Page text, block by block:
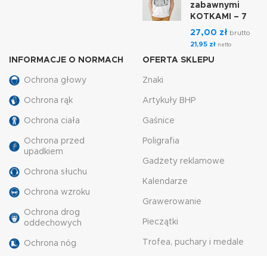
zabawnymi
KOTKAMI – 7
27,00 zł brutto
21,95 zł netto
INFORMACJE O NORMACH
Ochrona głowy
Ochrona rąk
Ochrona ciała
Ochrona przed
upadkiem
Ochrona słuchu
Ochrona wzroku
Ochrona drog
oddechowych
Ochrona nóg
OFERTA SKLEPU
Znaki
Artykuły BHP
Gaśnice
Poligrafia
Gadżety reklamowe
Kalendarze
Grawerowanie
Pieczątki
Trofea, puchary i medale